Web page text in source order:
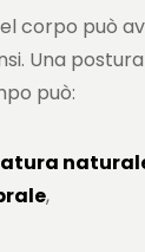
corpo può
Una
può:
,